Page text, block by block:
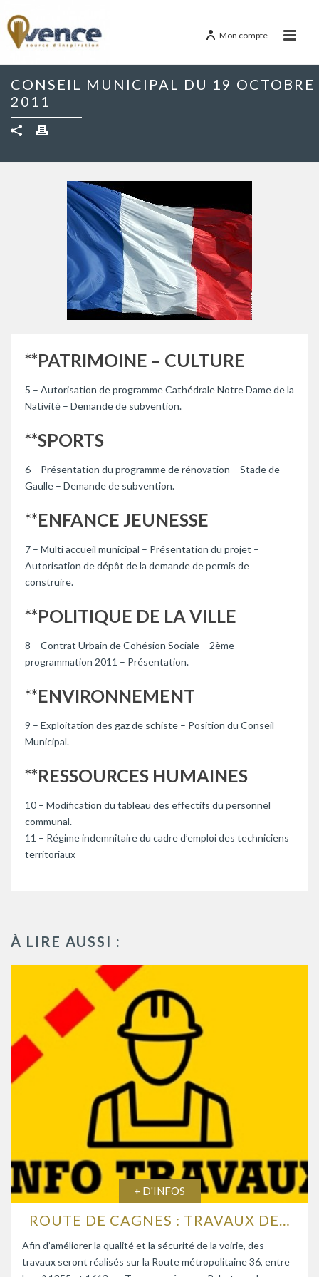
Mon compte
CONSEIL MUNICIPAL DU 19 OCTOBRE
2011
**PATRIMOINE – CULTURE
5 – Autorisation de programme Cathédrale Notre Dame de la
Nativité – Demande de subvention.
**SPORTS
6 – Présentation du programme de rénovation – Stade de
Gaulle – Demande de subvention.
**ENFANCE JEUNESSE
7 – Multi accueil municipal – Présentation du projet –
Autorisation de dépôt de la demande de permis de
construire.
**POLITIQUE DE LA VILLE
8 – Contrat Urbain de Cohésion Sociale – 2ème
programmation 2011 – Présentation.
**ENVIRONNEMENT
9 – Exploitation des gaz de schiste – Position du Conseil
Municipal.
**RESSOURCES HUMAINES
10 – Modification du tableau des effectifs du personnel
communal.
11 – Régime indemnitaire du cadre d’emploi des techniciens
territoriaux
À LIRE AUSSI :
+ D'INFOS
ROUTE DE CAGNES : TRAVAUX DE RENFORCEMENT DE LA CHAUSSÉE
Afin d’améliorer la qualité et la sécurité de la voirie, des
travaux seront réalisés sur la Route métropolitaine 36, entre